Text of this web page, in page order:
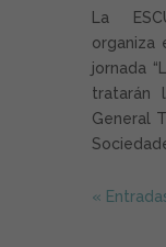
La
organiza
jornada
tratarán
General
«